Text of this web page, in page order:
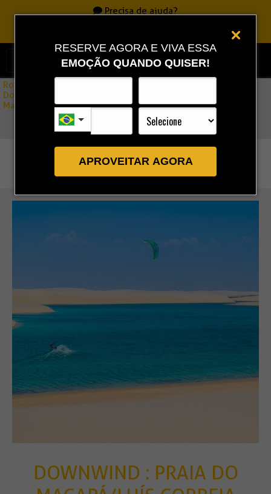
RESERVE AGORA E VIVA ESSA
EMOÇÃO QUANDO QUISER!
APROVEITAR AGORA
Precisa de ajuda?
Rota Combo
Downwind Praia do Macapá ↔ Luís Correia Saída Praia do
Macapá
DOWNWIND : PRAIA DO